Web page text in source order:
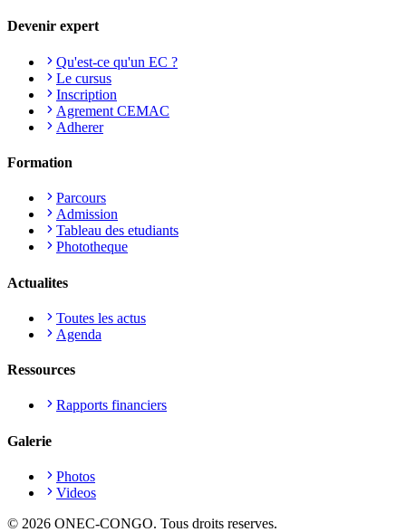
Devenir expert
Qu'est-ce qu'un EC ?
Le cursus
Inscription
Agrement CEMAC
Adherer
Formation
Parcours
Admission
Tableau des etudiants
Phototheque
Actualites
Toutes les actus
Agenda
Ressources
Rapports financiers
Galerie
Photos
Videos
© 2026 ONEC-CONGO. Tous droits reserves.